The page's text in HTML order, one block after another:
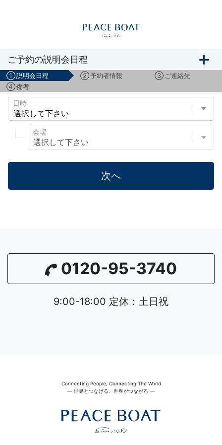
ボランティアスタッフ募集説明会のご予約
ご予約の説明会日程
①説明会日程 ②予約者情報 ③ ご連絡先
④備考
日時
会場
次へ
0120-95-3740
9:00-18:00 定休：土日祝
Connecting People, Connecting The World
― 世界とつなげる、世界がつながる ―